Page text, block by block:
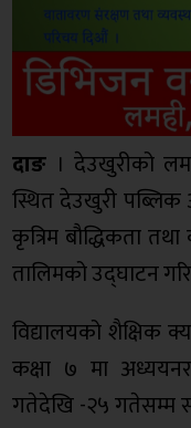
दाङ । देउखुरीको
स्थित देउखुरी पब्लिक
कृत्रिम बौद्धिकता
तालिमको उद्घाटन
विद्यालयको शैक्षिक
कक्षा ७ मा
गतेदेखि -२५ गतेसम्म